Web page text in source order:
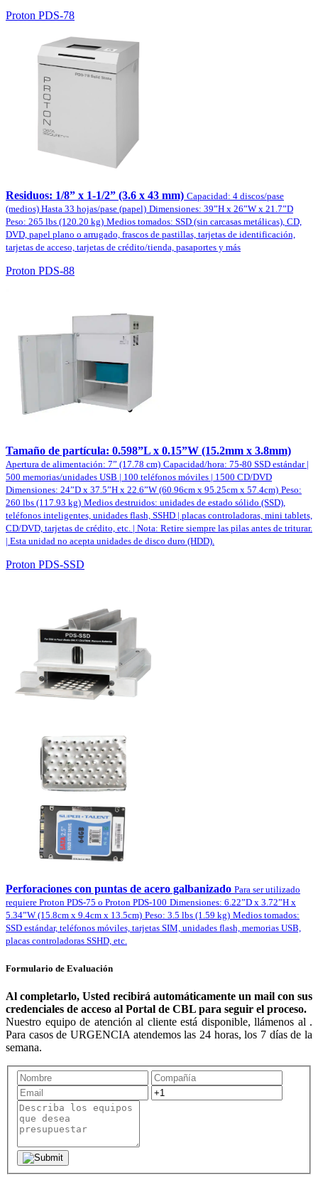
Proton PDS-78
Residuos: 1/8” x 1-1/2” (3.6 x 43 mm) Capacidad: 4 discos/pase
(medios) Hasta 33 hojas/pase (papel) Dimensiones: 39”H x 26”W x 21.7”D
Peso: 265 lbs (120.20 kg) Medios tomados: SSD (sin carcasas metálicas), CD,
DVD, papel plano o arrugado, frascos de pastillas, tarjetas de identificación,
tarjetas de acceso, tarjetas de crédito/tienda, pasaportes y más
Proton PDS-88
Tamaño de partícula: 0.598”L x 0.15”W (15.2mm x 3.8mm)
Apertura de alimentación: 7” (17.78 cm) Capacidad/hora: 75-80 SSD estándar |
500 memorias/unidades USB | 100 teléfonos móviles | 1500 CD/DVD
Dimensiones: 24”D x 37.5”H x 22.6”W (60.96cm x 95.25cm x 57.4cm) Peso:
260 lbs (117.93 kg) Medios destruidos: unidades de estado sólido (SSD),
teléfonos inteligentes, unidades flash, SSHD | placas controladoras, mini tablets,
CD/DVD, tarjetas de crédito, etc. | Nota: Retire siempre las pilas antes de triturar.
| Esta unidad no acepta unidades de disco duro (HDD).
Proton PDS-SSD
Perforaciones con puntas de acero galbanizado Para ser utilizado
requiere Proton PDS-75 o Proton PDS-100 Dimensiones: 6.22”D x 3.72”H x
5.34”W (15.8cm x 9.4cm x 13.5cm) Peso: 3.5 lbs (1.59 kg) Medios tomados:
SSD estándar, teléfonos móviles, tarjetas SIM, unidades flash, memorias USB,
placas controladoras SSHD, etc.
Formulario de Evaluación
Al completarlo, Usted recibirá automáticamente un mail con sus
credenciales de acceso al Portal de CBL para seguir el proceso.
Nuestro equipo de atención al cliente está disponible, llámenos al .
Para casos de URGENCIA atendemos las 24 horas, los 7 días de la
semana.